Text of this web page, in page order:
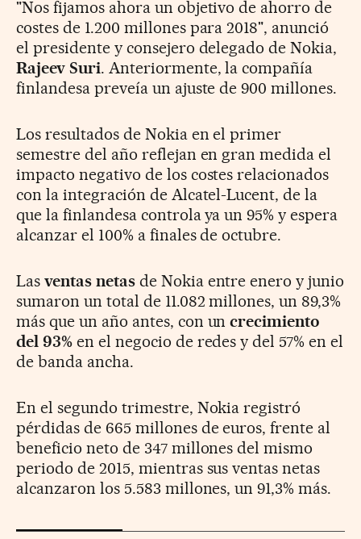
"Nos fijamos ahora un objetivo de ahorro de
costes de 1.200 millones para 2018", anunció
el presidente y consejero delegado de Nokia,
Rajeev Suri. Anteriormente, la compañía
finlandesa preveía un ajuste de 900 millones.
Los resultados de Nokia en el primer
semestre del año reflejan en gran medida el
impacto negativo de los costes relacionados
con la integración de Alcatel-Lucent, de la
que la finlandesa controla ya un 95% y espera
alcanzar el 100% a finales de octubre.
Las ventas netasde Nokia entre enero y junio
sumaron un total de 11.082 millones, un 89,3%
más que un año antes, con uncrecimiento
del 93%en el negocio de redes y del 57% en el
de banda ancha.
En el segundo trimestre, Nokia registró
pérdidas de 665 millones de euros, frente al
beneficio neto de 347 millones del mismo
periodo de 2015, mientras sus ventas netas
alcanzaron los 5.583 millones, un 91,3% más.